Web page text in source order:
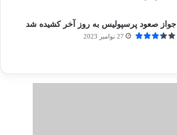
جواز صعود پرسپولیس به روز آخر کشیده شد
27 نوامبر 2023